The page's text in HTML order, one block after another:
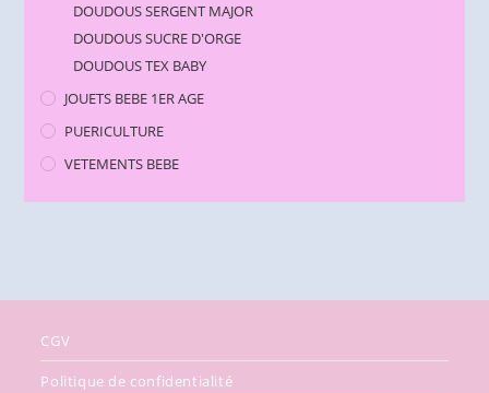
DOUDOUS SERGENT MAJOR
DOUDOUS SUCRE D'ORGE
DOUDOUS TEX BABY
JOUETS BEBE 1ER AGE
PUERICULTURE
VETEMENTS BEBE
CGV
Politique de confidentialité